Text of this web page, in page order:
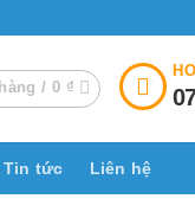
/ 0 ₫
Tin tức Liên hệ